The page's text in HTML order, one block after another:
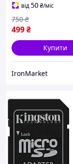
від50₴/міс
499₴
750 ₴
Купити
IronMarket